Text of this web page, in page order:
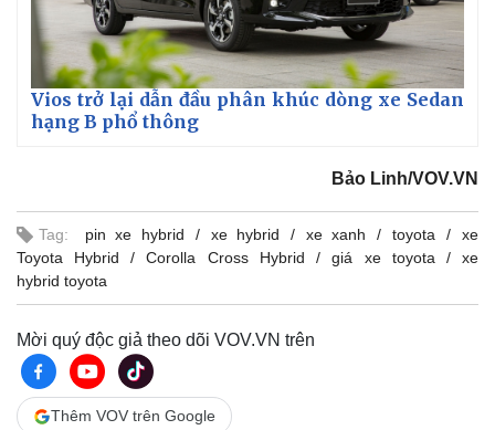
Vios trở lại dẫn đầu phân khúc dòng xe Sedan
hạng B phổ thông
Bảo Linh/VOV.VN
Tag: pin xe hybrid xe hybrid xe xanh toyota
xe
Toyota Hybrid
Corolla Cross Hybrid giá xe toyota
xe
hybrid toyota
Mời quý độc giả theo dõi VOV.VN trên
Thêm VOV trên Google